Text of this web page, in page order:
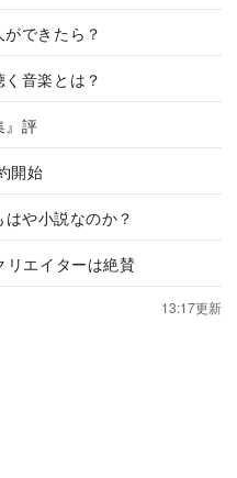
ができたら？
音楽とは？
』評
開始
や小説なのか？
リエイターは絶賛
13:17更新